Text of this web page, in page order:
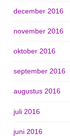
december 2016
november 2016
oktober 2016
september 2016
augustus 2016
juli 2016
juni 2016